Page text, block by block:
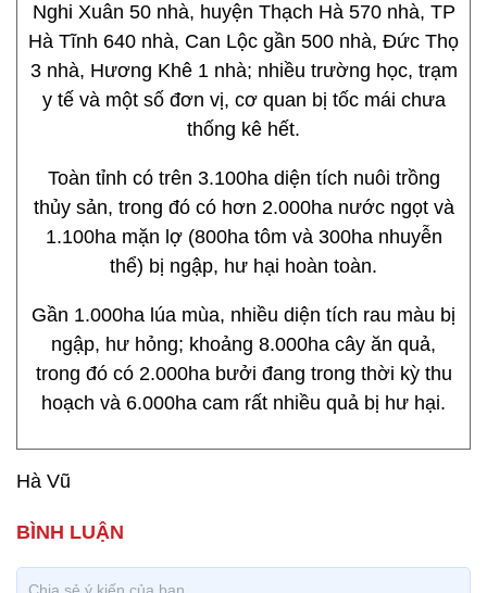
Nghi Xuân 50 nhà, huyện Thạch Hà 570 nhà, TP
Hà Tĩnh 640 nhà, Can Lộc gần 500 nhà, Đức Thọ
3 nhà, Hương Khê 1 nhà; nhiều trường học, trạm
y tế và một số đơn vị, cơ quan bị tốc mái chưa
thống kê hết.
Toàn tỉnh có trên 3.100ha diện tích nuôi trồng
thủy sản, trong đó có hơn 2.000ha nước ngọt và
1.100ha mặn lợ (800ha tôm và 300ha nhuyễn
thể) bị ngập, hư hại hoàn toàn.
Gần 1.000ha lúa mùa, nhiều diện tích rau màu bị
ngập, hư hỏng; khoảng 8.000ha cây ăn quả,
trong đó có 2.000ha bưởi đang trong thời kỳ thu
hoạch và 6.000ha cam rất nhiều quả bị hư hại.
Hà Vũ